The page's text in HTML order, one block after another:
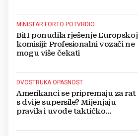
MINISTAR FORTO POTVRDIO
BiH ponudila rješenje Europskoj
komisiji: Profesionalni vozači ne
mogu više čekati
DVOSTRUKA OPASNOST
Amerikanci se pripremaju za rat
s dvije supersile? Mijenjaju
pravila i uvode taktičko